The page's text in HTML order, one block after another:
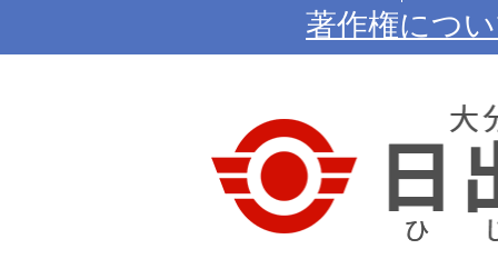
著作権につ